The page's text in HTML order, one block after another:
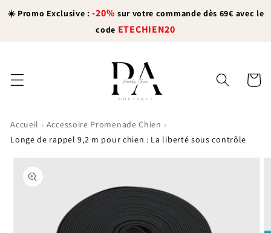
passer
☀️ Promo Exclusive :-20% sur votre commande dès 69€ avec le
code ETECHIEN20
Panier
Accueil › Accessoire Promenade Chien ›
Longe de rappel 9,2 m pour chien : La liberté sous contrôle
informations
produits